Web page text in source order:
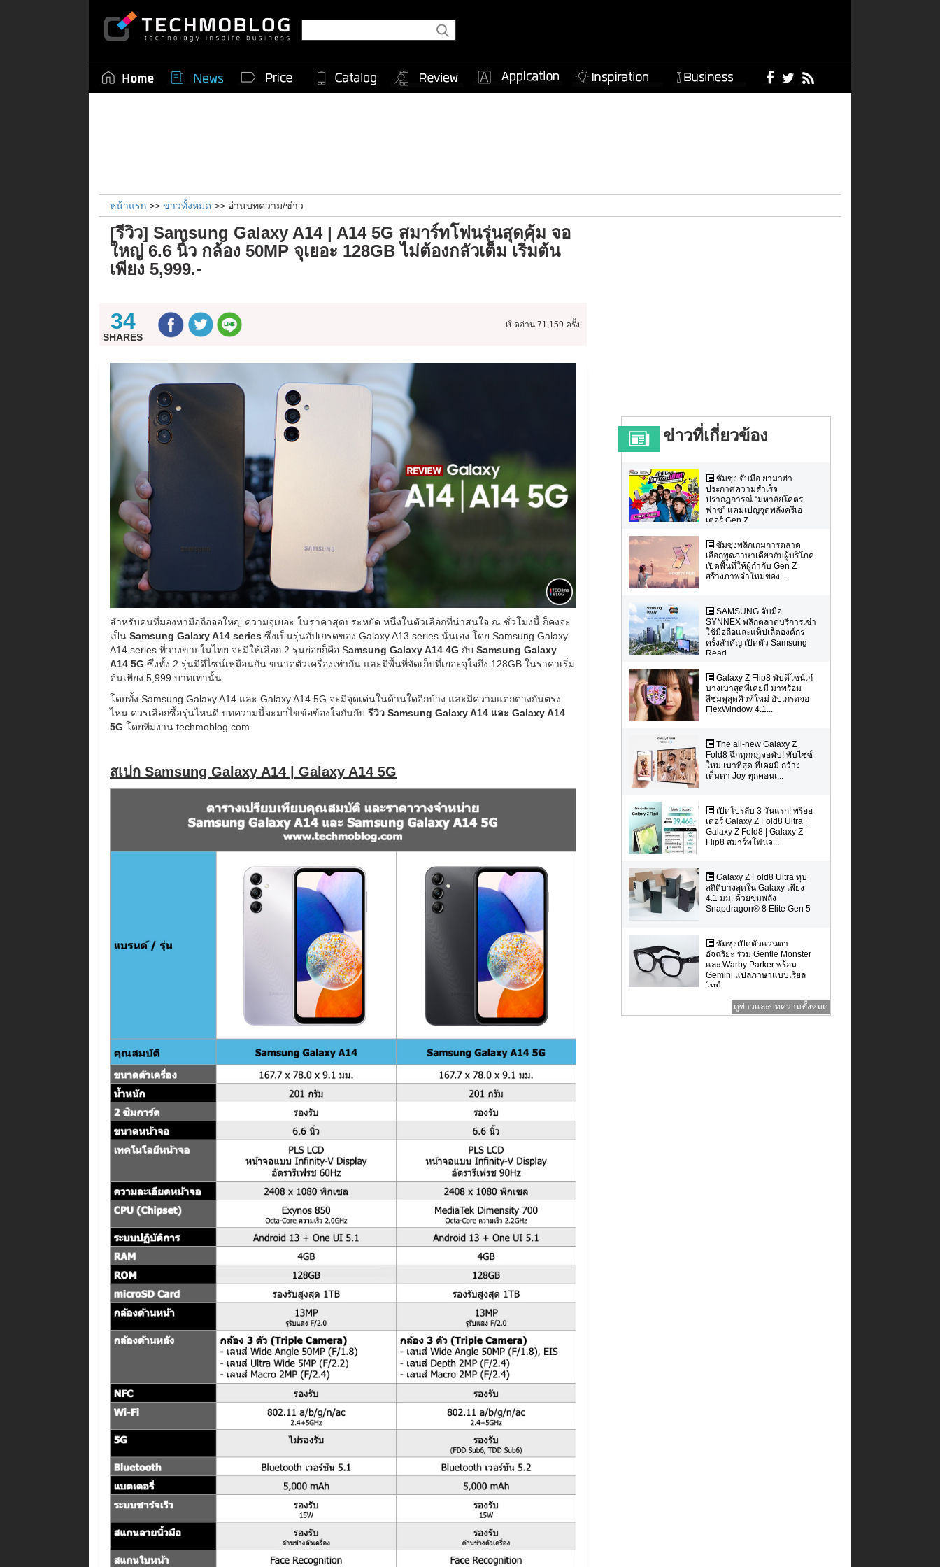
หน้าแรก >> ข่าวทั้งหมด >> อ่านบทความ/ข่าว
[รีวิว] Samsung Galaxy A14 | A14 5G สมาร์ทโฟนรุ่นสุดคุ้ม จอ
ใหญ่ 6.6 นิ้ว กล้อง 50MP จุเยอะ 128GB ไม่ต้องกลัวเต็ม เริ่มต้น
เพียง 5,999.-
34
SHARES
เปิดอ่าน 71,159 ครั้ง
สำหรับคนที่มองหามือถือจอใหญ่ ความจุเยอะ ในราคาสุดประหยัด หนึ่งในตัวเลือกที่น่าสนใจ ณ ชั่วโมงนี้ ก็คงจะ
เป็น Samsung Galaxy A14 series ซึ่งเป็นรุ่นอัปเกรดของ Galaxy A13 series นั่นเอง โดย Samsung Galaxy
A14 series ที่วางขายในไทย จะมีให้เลือก 2 รุ่นย่อยก็คือ Samsung Galaxy A14 4G กับ Samsung Galaxy
A14 5G ซึ่งทั้ง 2 รุ่นมีดีไซน์เหมือนกัน ขนาดตัวเครื่องเท่ากัน และมีพื้นที่จัดเก็บที่เยอะจุใจถึง 128GB ในราคาเริ่ม
ต้นเพียง 5,999 บาทเท่านั้น
โดยทั้ง Samsung Galaxy A14 และ Galaxy A14 5G จะมีจุดเด่นในด้านใดอีกบ้าง และมีความแตกต่างกันตรง
ไหน ควรเลือกซื้อรุ่นไหนดี บทความนี้จะมาไขข้อข้องใจกันกับ รีวิว Samsung Galaxy A14 และ Galaxy A14
5G โดยทีมงาน techmoblog.com
สเปก Samsung Galaxy A14 | Galaxy A14 5G
ข่าวที่เกี่ยวข้อง
ซัมซุง จับมือ ยามาฮ่า
ประกาศความสำเร็จ
ปรากฏการณ์ “มหาลัยโคตร
ฟาซ” แคมเปญจุดพลังครีเอ
เตอร์ Gen Z ...
ซัมซุงพลิกเกมการตลาด
เลือกพูดภาษาเดียวกับผู้บริโภค
เปิดพื้นที่ให้ผู้กำกับ Gen Z
สร้างภาพจำใหม่ของ...
SAMSUNG จับมือ
SYNNEX พลิกตลาดบริการเช่า
ใช้มือถือและแท็ปเล็ตองค์กร
ครั้งสำคัญ เปิดตัว Samsung
Read...
Galaxy Z Flip8 พับดีไซน์เก๋
บางเบาสุดที่เคยมี มาพร้อม
สีชมพูสุดคิวท์ใหม่ อัปเกรดจอ
FlexWindow 4.1...
The all-new Galaxy Z
Fold8 ฉีกทุกกฎจอพับ! พับไซซ์
ใหม่ เบาที่สุด ที่เคยมี กว้าง
เต็มตา Joy ทุกคอนเ...
เปิดโปรลับ 3 วันแรก! พรีออ
เดอร์ Galaxy Z Fold8 Ultra |
Galaxy Z Fold8 | Galaxy Z
Flip8 สมาร์ทโฟนจ...
Galaxy Z Fold8 Ultra ทุบ
สถิติบางสุดใน Galaxy เพียง
4.1 มม. ด้วยขุมพลัง
Snapdragon® 8 Elite Gen 5
ซัมซุงเปิดตัวแว่นตา
อัจฉริยะ ร่วม Gentle Monster
และ Warby Parker พร้อม
Gemini แปลภาษาแบบเรียล
ไทม์
ดูข่าวและบทความทั้งหมด